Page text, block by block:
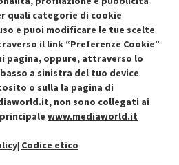
Recedere dal contratto qui
quali categorie di cookie
e puoi modificare le tue scelte
il link “Preferenze Cookie”
pagina, oppure, attraverso lo
a sinistra del tuo device
o sulla la pagina di
non sono collegati ai
www.mediaworld.it
| Codice etico